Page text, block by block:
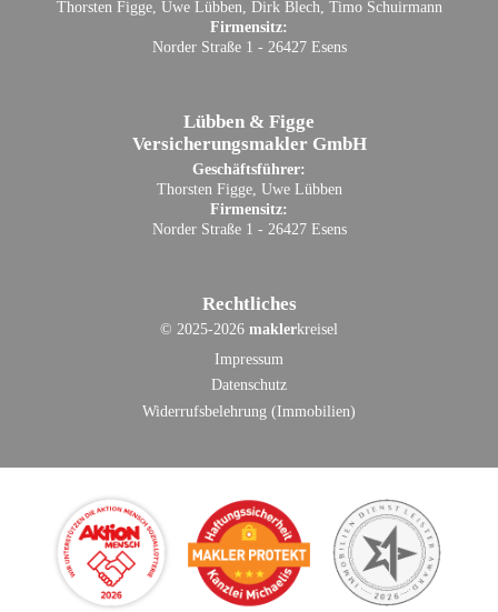
Thorsten Figge, Uwe Lübben, Dirk Blech, Timo Schuirmann
Firmensitz:
Norder Straße 1 - 26427 Esens
Lübben & Figge
Versicherungsmakler GmbH
Geschäftsführer:
Thorsten Figge, Uwe Lübben
Firmensitz:
Norder Straße 1 - 26427 Esens
Rechtliches
© 2025-2026 maklerkreisel
Impressum
Datenschutz
Widerrufsbelehrung (Immobilien)